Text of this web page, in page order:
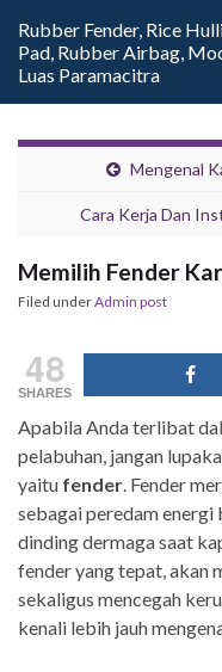
Rubber Fender, Rice
Pad, Rubber Airbag,
Luas Paramacitra
Mengenal
Cara Kerja Dan
Memilih Fender
Filed underAdmin post
48
SHARES
Apabila Anda terlibat
pelabuhan, jangan
yaitu fender. Fender
sebagai peredam energi
dinding dermaga saat
fender yang tepat, akan
sekaligus mencegah
kenali lebih jauh